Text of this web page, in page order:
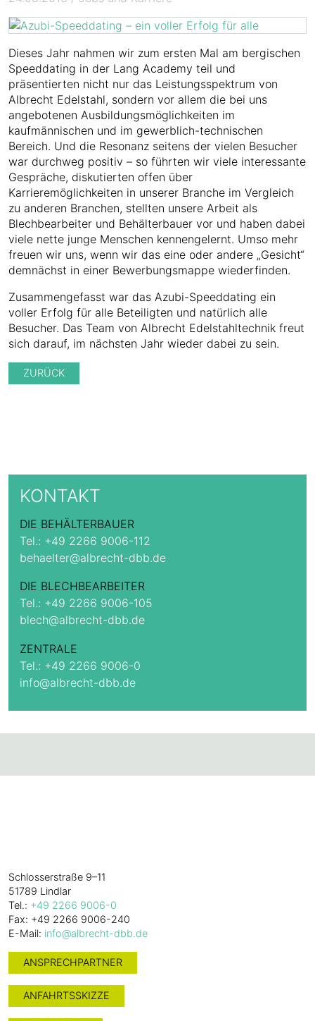
Dieses Jahr nahmen wir zum ersten Mal am bergischen
Speeddating in der Lang Academy teil und
präsentierten nicht nur das Leistungsspektrum von
Albrecht Edelstahl, sondern vor allem die bei uns
angebotenen Ausbildungsmöglichkeiten im
kaufmännischen und im gewerblich-technischen
Bereich. Und die Resonanz seitens der vielen Besucher
war durchweg positiv – so führten wir viele interessante
Gespräche, diskutierten offen über
Karrieremöglichkeiten in unserer Branche im Vergleich
zu anderen Branchen, stellten unsere Arbeit als
Blechbearbeiter und Behälterbauer vor und haben dabei
viele nette junge Menschen kennengelernt. Umso mehr
freuen wir uns, wenn wir das eine oder andere „Gesicht“
demnächst in einer Bewerbungsmappe wiederfinden.
Zusammengefasst war das Azubi-Speeddating ein
voller Erfolg für alle Beteiligten und natürlich alle
Besucher. Das Team von Albrecht Edelstahltechnik freut
sich darauf, im nächsten Jahr wieder dabei zu sein.
ZURÜCK
KONTAKT
DIE BEHÄLTERBAUER
Tel.: +49 2266 9006-112
behaelter@albrecht-dbb.de
DIE BLECHBEARBEITER
Tel.: +49 2266 9006-105
blech@albrecht-dbb.de
ZENTRALE
Tel.: +49 2266 9006-0
info@albrecht-dbb.de
Schlosserstraße 9–11
51789 Lindlar
Tel.: +49 2266 9006-0
Fax: +49 2266 9006-240
E-Mail: info@albrecht-dbb.de
ANSPRECHPARTNER
ANFAHRTSSKIZZE